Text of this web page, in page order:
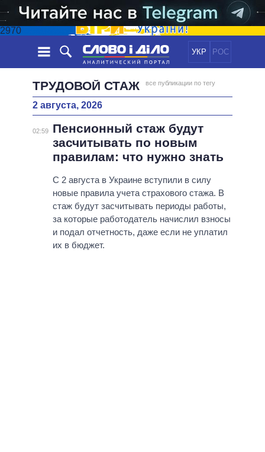
2970
УКР РОС
НОВОСТИ
ЛЕНТА
СОБЫТИЯ
СТАТЬИ
МНЕНИЯ
ОБЗОРЫ
ДАЙДЖЕСТЫ
ЭКОНОМИКА
ОБЩЕСТВО
МИР
ПОЛИТИКИ
ВСЕ ПОЛИТИКИ
ПРЕЗИДЕНТ И ОФИС
ВЕРХОВНАЯ РАДА
КАБИНЕТ МИНИСТРОВ
ГЛАВЫ ОБЛАДМИНИСТРАЦИЙ
МЭРЫ
ИНФОГРАФИКА
ВИДЕО
ПОДДЕРЖАТЬ
СРАВНЕНИЕ ПОЛИТИКОВ
ТРУДОВОЙ СТАЖ все публикации по тегу
2 августа, 2026
02:59
Пенсионный стаж будут
засчитывать по новым
правилам: что нужно знать
С 2 августа в Украине вступили в силу
новые правила учета страхового стажа. В
стаж будут засчитывать периоды работы,
за которые работодатель начислил взносы
и подал отчетность, даже если не уплатил
их в бюджет.